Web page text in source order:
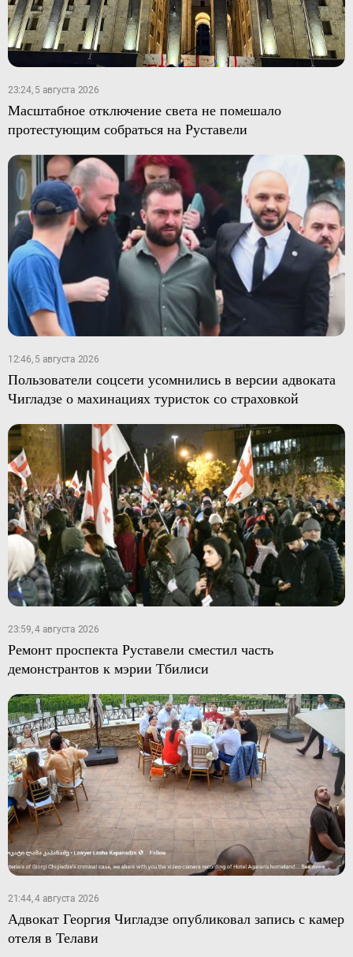
23:24, 5 августа 2026
Масштабное отключение света не помешало
протестующим собраться на Руставели
12:46, 5 августа 2026
Пользователи соцсети усомнились в версии адвоката
Чигладзе о махинациях туристок со страховкой
23:59, 4 августа 2026
Ремонт проспекта Руставели сместил часть
демонстрантов к мэрии Тбилиси
21:44, 4 августа 2026
Адвокат Георгия Чигладзе опубликовал запись с камер
отеля в Телави